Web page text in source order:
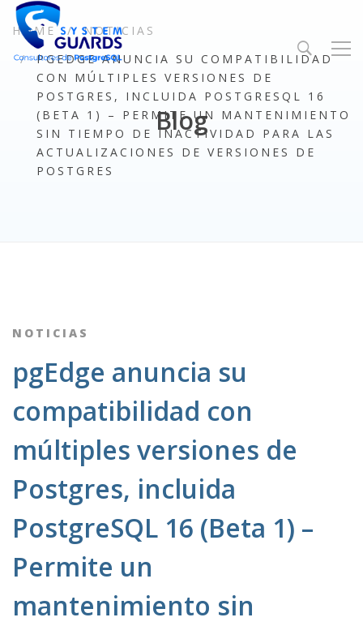
Blog
HOME
NOTICIAS
PGEDGE ANUNCIA SU COMPATIBILIDAD
CON MÚLTIPLES VERSIONES DE
POSTGRES, INCLUIDA POSTGRESQL 16
(BETA 1) – PERMITE UN MANTENIMIENTO
SIN TIEMPO DE INACTIVIDAD PARA LAS
ACTUALIZACIONES DE VERSIONES DE
POSTGRES
NOTICIAS
pgEdge anuncia su
compatibilidad con
múltiples versiones de
Postgres, incluida
PostgreSQL 16 (Beta 1) –
Permite un
mantenimiento sin